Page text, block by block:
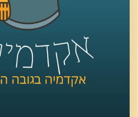
בתכנית הזאת התארח ד"ר אסף פורת
למשפטים מרצה הקורס משפט וקולנוע
המשפט לקולנוע (ובכלל לבין המשפט
האמת המשפטית לאמת הקולנועית, איך
על המסך הגדול והקטן, וכיצד יצירות
יכולות להשפיע על מערכת הצדק.